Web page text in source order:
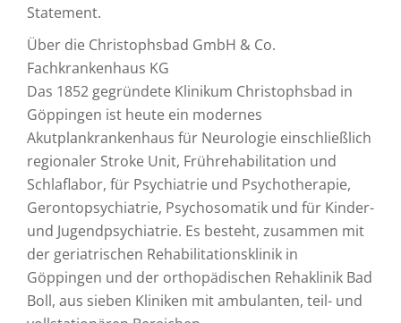
Statement.
Über die Christophsbad GmbH & Co.
Fachkrankenhaus KG
Das 1852 gegründete Klinikum Christophsbad in
Göppingen ist heute ein modernes
Akutplankrankenhaus für Neurologie einschließlich
regionaler Stroke Unit, Frührehabilitation und
Schlaflabor, für Psychiatrie und Psychotherapie,
Gerontopsychiatrie, Psychosomatik und für Kinder-
und Jugendpsychiatrie. Es besteht, zusammen mit
der geriatrischen Rehabilitationsklinik in
Göppingen und der orthopädischen Rehaklinik Bad
Boll, aus sieben Kliniken mit ambulanten, teil- und